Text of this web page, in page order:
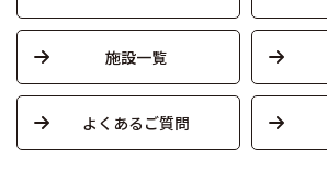
施設一覧
よくあるご質問